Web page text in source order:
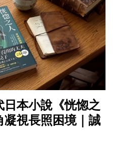
本小說《恍惚之
凝視長照困境｜誠